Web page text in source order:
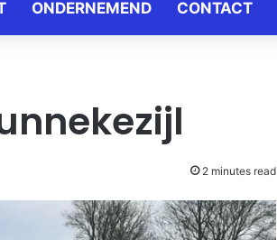
ONDERNEMEND CONTACT
2 minutes read